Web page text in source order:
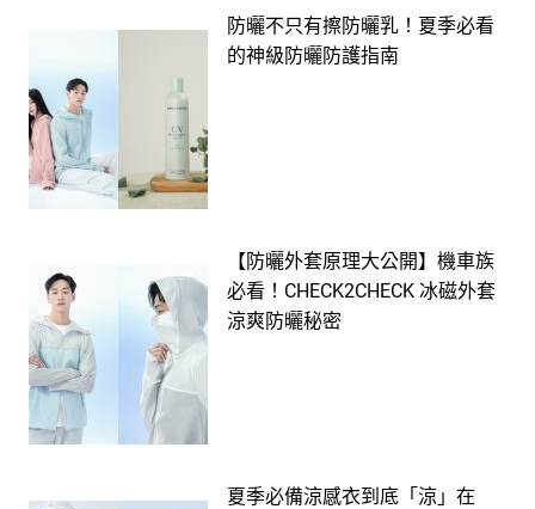
防曬不只有擦防曬乳！夏季必看
的神級防曬防護指南
【防曬外套原理大公開】機車族
必看！CHECK2CHECK 冰磁外套
涼爽防曬秘密
夏季必備涼感衣到底「涼」在